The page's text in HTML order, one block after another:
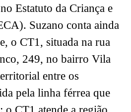
Estatuto da Criança e
Suzano conta ainda
o CT1, situada na rua
249, no bairro Vila
entre os
pela linha férrea que